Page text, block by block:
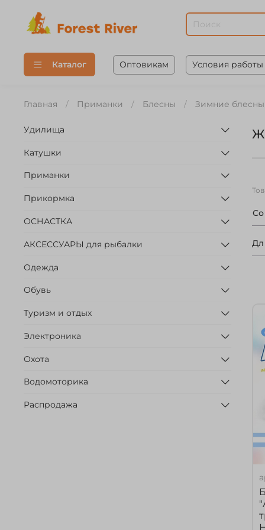
Каталог Оптовикам Условия работы
Главная Приманки Блесны Зимние блесны
Удилища
Катушки
Приманки
Прикормка
ОСНАСТКА
АКСЕССУАРЫ для рыбалки
Одежда
Обувь
Туризм и отдых
Электроника
Охота
Водомоторика
Распродажа